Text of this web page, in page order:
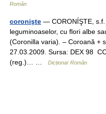
Român
coronişte — CORONÍŞTE,
leguminoaselor, cu flori albe
(Coronilla varia). – Coroană +
27.03.2009. Sursa: DEX 98
(reg.)… …
Dicționar Român